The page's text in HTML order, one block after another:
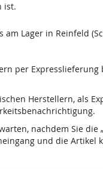
ist.
am Lager in Reinfeld
per Expresslieferung
Herstellern, als
nachdem Sie die
und die Artikel